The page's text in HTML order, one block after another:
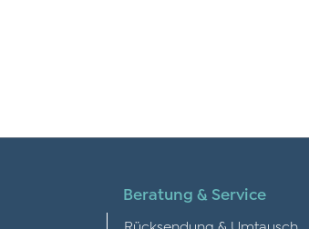
Beratung & Service
Rücksendung & Umtausch